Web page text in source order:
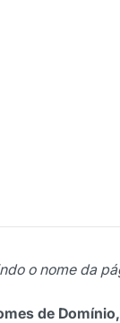
o nome da
de